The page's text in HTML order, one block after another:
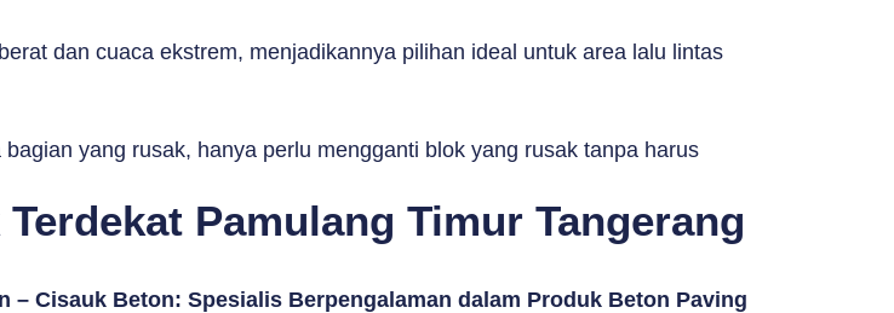
dan cuaca ekstrem, menjadikannya pilihan ideal untuk area lalu lintas
yang rusak, hanya perlu mengganti blok yang rusak tanpa harus
Pamulang Timur Tangerang
– Cisauk Beton: Spesialis Berpengalaman dalam Produk Beton Paving